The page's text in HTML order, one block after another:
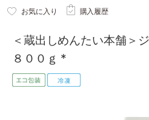
お気に入り 購入履歴
＜蔵出しめんたい本舗＞
８００ｇ *